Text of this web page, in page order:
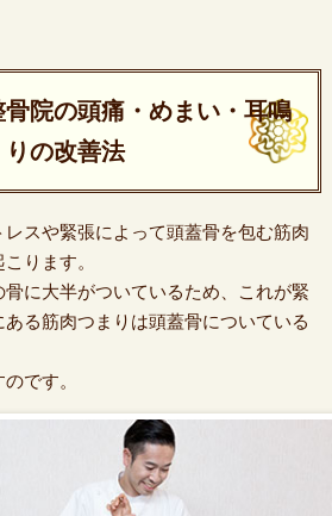
骨院の頭痛・めまい・耳鳴
りの改善法
レスや緊張によって頭蓋骨を包む筋肉
ります。
に大半がついているため、これが緊
る筋肉つまりは頭蓋骨についている
です。